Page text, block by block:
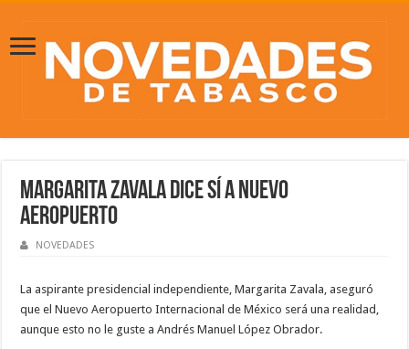
Margarita Zavala dice sí a nuevo
aeropuerto
NOVEDADES
La aspirante presidencial independiente, Margarita Zavala, aseguró
que el Nuevo Aeropuerto Internacional de México será una realidad,
aunque esto no le guste a Andrés Manuel López Obrador.